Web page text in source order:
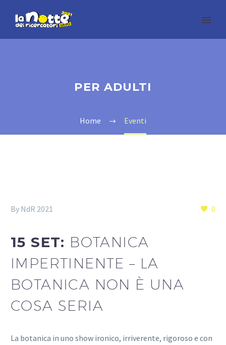
PER ADULTI
Home Eventi
0
By NdR 2021
15 SET: BOTANICA
IMPERTINENTE – LA
BOTANICA NON È UNA
COSA SERIA
La botanica in uno show ironico, irriverente, rigoroso e con